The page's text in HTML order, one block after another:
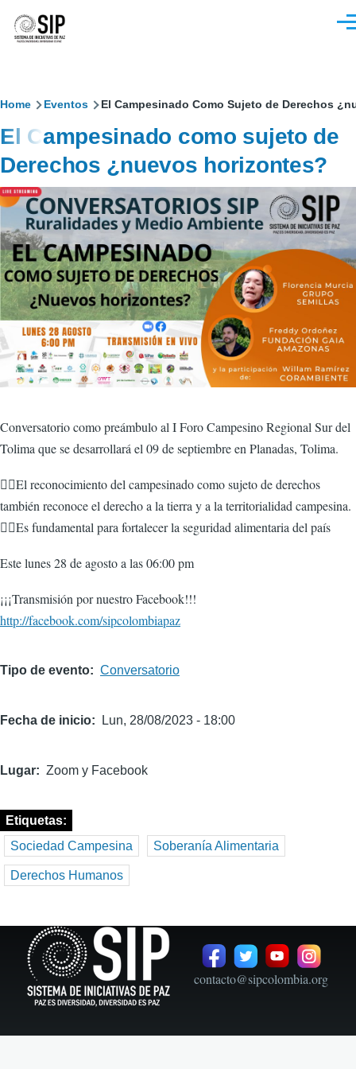
Sobrescribir
enlaces
de
ayuda
a
la
navegación
Home Eventos El Campesinado Como Sujeto de Derechos
El Campesinado como sujeto de
Derechos ¿nuevos horizontes?
Conversatorio como preámbulo al I Foro Campesino Regional Sur del
Tolima que se desarrollará el 09 de septiembre en Planadas, Tolima.
👉🏽El reconocimiento del campesinado como sujeto de derechos
también reconoce el derecho a la tierra y a la territorialidad campesina.
👉🏽Es fundamental para fortalecer la seguridad alimentaria del país
Este lunes 28 de agosto a las 06:00 pm
¡¡¡Transmisión por nuestro Facebook!!!
http://facebook.com/sipcolombiapaz
Tipo de evento Conversatorio
Fecha de inicio Lun, 28/08/2023 - 18:00
Lugar Zoom y Facebook
Etiquetas
Sociedad Campesina
Soberanía Alimentaria
Derechos Humanos
contacto@sipcolombia.org